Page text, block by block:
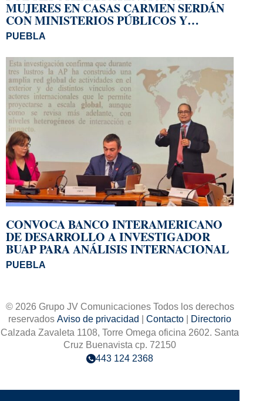
MUJERES EN CASAS CARMEN SERDÁN
CON MINISTERIOS PÚBLICOS Y
PERITOS MUJERES
PUEBLA
CONVOCA BANCO INTERAMERICANO
DE DESARROLLO A INVESTIGADOR
BUAP PARA ANÁLISIS INTERNACIONAL
PUEBLA
© 2026 Grupo JV Comunicaciones Todos los derechos
reservados Aviso de privacidad Contacto
Directorio
Calzada Zavaleta 1108, Torre Omega oficina 2602. Santa
Cruz Buenavista cp. 72150
443 124 2368